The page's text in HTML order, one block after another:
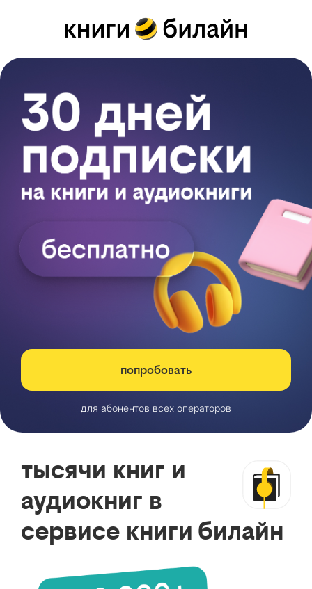
попробовать
для абонентов всех операторов
тысячи книг и
аудиокниг в
сервисе книги билайн